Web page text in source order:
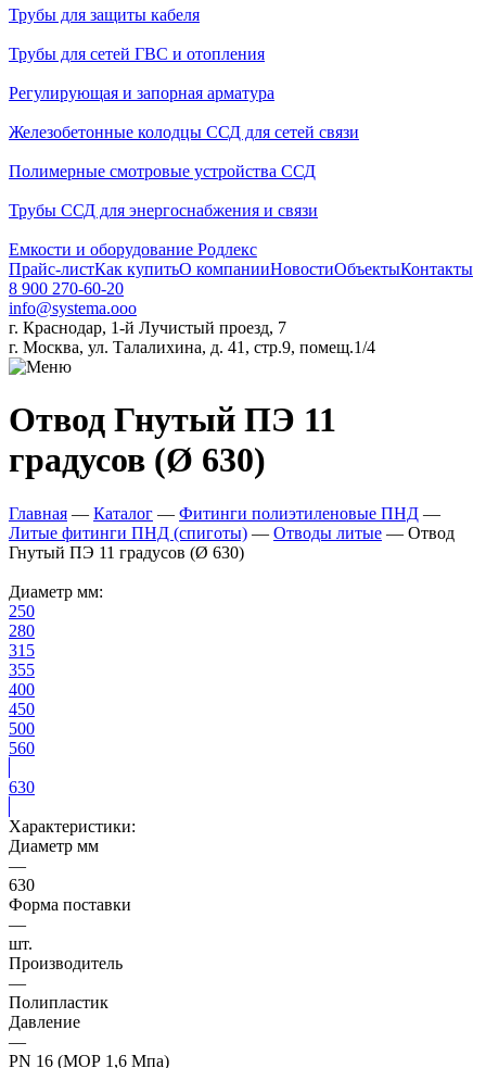
Трубы для защиты кабеля
Трубы для сетей ГВС и отопления
Регулирующая и запорная арматура
Железобетонные колодцы ССД для сетей связи
Полимерные смотровые устройства ССД
Трубы ССД для энергоснабжения и связи
Емкости и оборудование Родлекс
Прайс-листКак купитьО компанииНовостиОбъектыКонтакты
8 900 270-60-20
info@systema.ooo
г. Краснодар, 1-й Лучистый проезд, 7
г. Москва, ул. Талалихина, д. 41, стр.9, помещ.1/4
Отвод Гнутый ПЭ 11
градусов (Ø 630)
Главная — Каталог — Фитинги полиэтиленовые ПНД —
Литые фитинги ПНД (спиготы) — Отводы литые — Отвод
Гнутый ПЭ 11 градусов (Ø 630)
Диаметр мм:
250
280
315
355
400
450
500
560
630
Характеристики:
Диаметр мм
—
630
Форма поставки
—
шт.
Производитель
—
Полипластик
Давление
—
PN 16 (МОР 1,6 Мпа)